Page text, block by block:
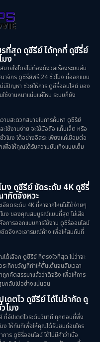
ที่สุด ดูซีรีย์ ได้ทุกที่ ดูซีรี่ย์
มง
ยใจโดยไม่ต้องกังวลเรื่องระบบล่ม
าจักร ดูซีรี่ย์ฟรี 24 ชั่วโมง ที่ออกแบบ
มีปัญหา ช่วยให้การ ดูซีรี่ออนไลน์ ของ
ช้งานหนาแน่นแค่ไหน ระบบก็ยัง
ามสะดวกสบายในการค้นหา ดูซีรีย์
ช้งานง่าย จะใช้มือถือ แท็บเล็ต หรือ
โมง ได้อย่างอิสระ เพียงแค่เชื่อมต่อ
พื่อให้คุณได้รับความบันเทิงแบบเต็ม
ง ดูซีรีย์ ชัดระดับ 4K ดูซีรี่
กัดจังหวะ
ยดระดับ 4K ที่หาจากไหนไม่ได้ง่ายๆ
โมง ของคุณสมบูรณ์แบบที่สุด ไม่เสีย
การออกแบบการใช้งาน ดูซีรี่ออนไลน์
ดจังหวะอารมณ์ค้าง เพื่อให้สมกับที่
ได้เลือก ดูซีรีย์ ที่ตรงใจที่สุด ไม่ว่าจะ
ะทึกขวัญที่ทำให้ตื่นเต้นจนลืมเวลา
กคัดสรรมาแล้วว่าดีจริง เพื่อให้การ
กลับไปอย่างแน่นอน
ตไว ดูซีรีย์ ได้ไม่จำกัด ดู
โมง
ที่อัปเดตไวระดับวินาที ทุกตอนที่พึ่ง
ให้ทันทีเพื่อให้คุณได้รับชมก่อนใคร
าร ดูซีรี่ออนไลน์ ได้ไม่มีคำว่าเบื่อ